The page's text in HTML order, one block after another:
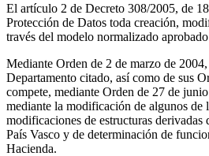
El artículo 2 de Decreto 308/2005, de
Protección de Datos toda creación,
través del modelo normalizado
Mediante Orden de 2 de marzo de
Departamento citado, así como de sus
compete, mediante Orden de 27 de
mediante la modificación de algunos de
modificaciones de estructuras
País Vasco y de determinación de
Hacienda.